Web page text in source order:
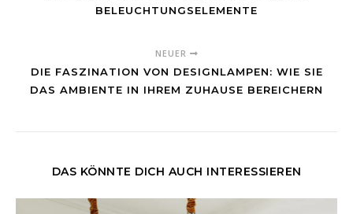
BELEUCHTUNGSELEMENTE
NEUER
DIE FASZINATION VON DESIGNLAMPEN: WIE SIE
DAS AMBIENTE IN IHREM ZUHAUSE BEREICHERN
DAS KÖNNTE DICH AUCH INTERESSIEREN